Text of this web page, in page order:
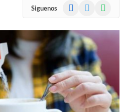
Siguenos Facebook